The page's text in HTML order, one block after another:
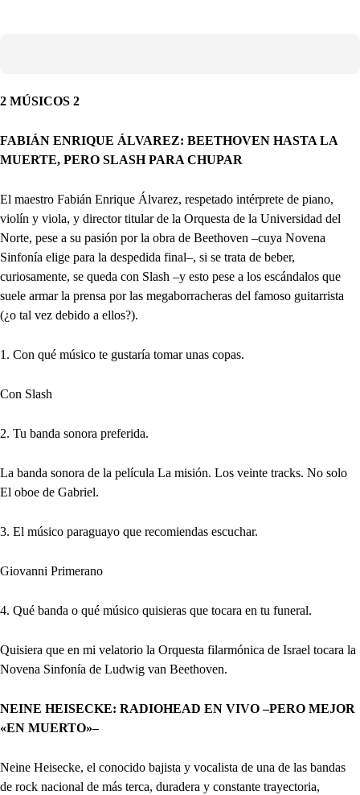
2 MÚSICOS 2
FABIÁN ENRIQUE ÁLVAREZ: BEETHOVEN HASTA LA
MUERTE, PERO SLASH PARA CHUPAR
El maestro Fabián Enrique Álvarez, respetado intérprete de piano,
violín y viola, y director titular de la Orquesta de la Universidad del
Norte, pese a su pasión por la obra de Beethoven –cuya Novena
Sinfonía elige para la despedida final–, si se trata de beber,
curiosamente, se queda con Slash –y esto pese a los escándalos que
suele armar la prensa por las megaborracheras del famoso guitarrista
(¿o tal vez debido a ellos?).
1. Con qué músico te gustaría tomar unas copas.
Con Slash
2. Tu banda sonora preferida.
La banda sonora de la película La misión. Los veinte tracks. No solo
El oboe de Gabriel.
3. El músico paraguayo que recomiendas escuchar.
Giovanni Primerano
4. Qué banda o qué músico quisieras que tocara en tu funeral.
Quisiera que en mi velatorio la Orquesta filarmónica de Israel tocara la
Novena Sinfonía de Ludwig van Beethoven.
NEINE HEISECKE: RADIOHEAD EN VIVO –PERO MEJOR
«EN MUERTO»–
Neine Heisecke, el conocido bajista y vocalista de una de las bandas
de rock nacional de más terca, duradera y constante trayectoria,